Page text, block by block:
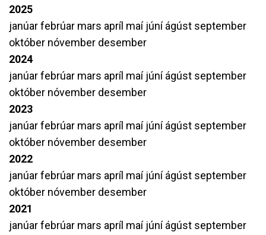
2025
janúarfebrúar mars apríl maí júníágúst september
október nóvember desember
2024
janúarfebrúar mars apríl maí júníágúst september
október nóvember desember
2023
janúarfebrúar mars apríl maí júníágúst september
október nóvember desember
2022
janúarfebrúar mars apríl maí júníágúst september
október nóvember desember
2021
janúarfebrúar mars apríl maí júníágúst september